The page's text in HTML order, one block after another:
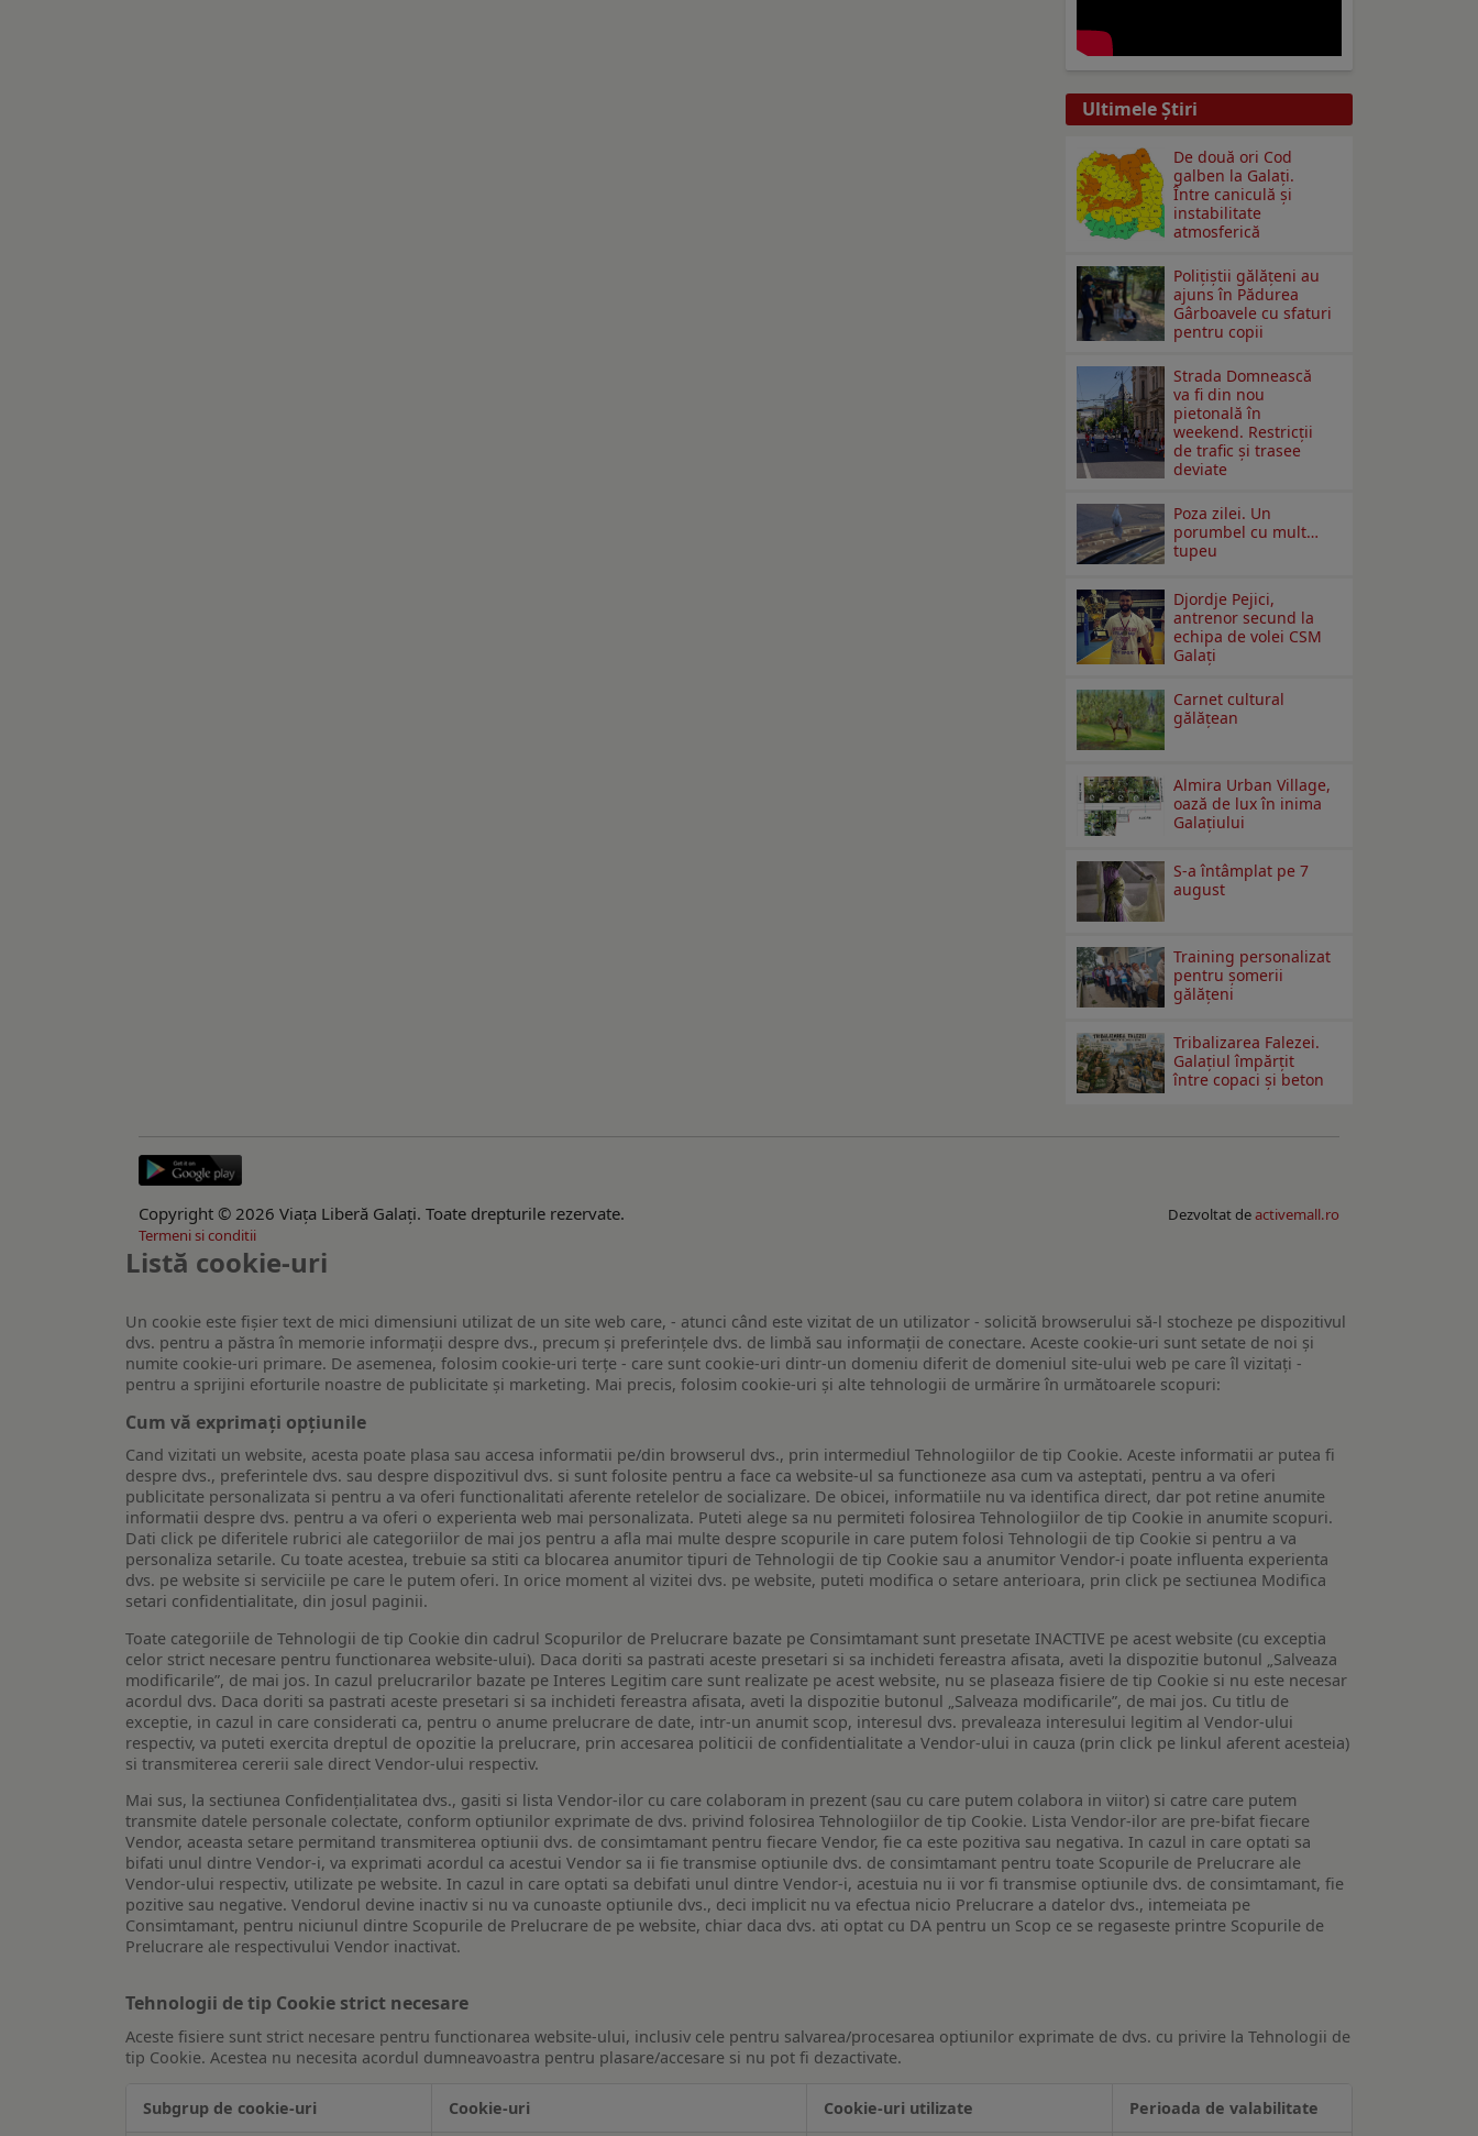
Ultimele Ştiri
De două ori Cod
galben la Galaţi.
Între caniculă şi
instabilitate
atmosferică
Polițiștii gălățeni au
ajuns în Pădurea
Gârboavele cu sfaturi
pentru copii
Strada Domnească
va fi din nou
pietonală în
weekend. Restricţii
de trafic şi trasee
deviate
Poza zilei. Un
porumbel cu mult…
tupeu
Djordje Pejici,
antrenor secund la
echipa de volei CSM
Galați
Carnet cultural
gălăţean
Almira Urban Village,
oază de lux în inima
Galațiului
S-a întâmplat pe 7
august
Training personalizat
pentru șomerii
gălățeni
Tribalizarea Falezei.
Galațiul împărțit
între copaci și beton
Copyright © 2026 Viaţa Liberă Galaţi. Toate drepturile rezervate. Dezvoltat deactivemall.ro
Termeni si conditii
Listă cookie-uri
Un cookie este fişier text de mici dimensiuni utilizat de un site web care, - atunci când este vizitat de un utilizator - solicită browserului să-l stocheze pe dispozitivul
dvs. pentru a păstra în memorie informații despre dvs., precum și preferințele dvs. de limbă sau informații de conectare. Aceste cookie-uri sunt setate de noi și
numite cookie-uri primare. De asemenea, folosim cookie-uri terțe - care sunt cookie-uri dintr-un domeniu diferit de domeniul site-ului web pe care îl vizitați -
pentru a sprijini eforturile noastre de publicitate și marketing. Mai precis, folosim cookie-uri și alte tehnologii de urmărire în următoarele scopuri:
Cum vă exprimați opțiunile
Cand vizitati un website, acesta poate plasa sau accesa informatii pe/din browserul dvs., prin intermediul Tehnologiilor de tip Cookie. Aceste informatii ar putea fi
despre dvs., preferintele dvs. sau despre dispozitivul dvs. si sunt folosite pentru a face ca website-ul sa functioneze asa cum va asteptati, pentru a va oferi
publicitate personalizata si pentru a va oferi functionalitati aferente retelelor de socializare. De obicei, informatiile nu va identifica direct, dar pot retine anumite
informatii despre dvs. pentru a va oferi o experienta web mai personalizata. Puteti alege sa nu permiteti folosirea Tehnologiilor de tip Cookie in anumite scopuri.
Dati click pe diferitele rubrici ale categoriilor de mai jos pentru a afla mai multe despre scopurile in care putem folosi Tehnologii de tip Cookie si pentru a va
personaliza setarile. Cu toate acestea, trebuie sa stiti ca blocarea anumitor tipuri de Tehnologii de tip Cookie sau a anumitor Vendor-i poate influenta experienta
dvs. pe website si serviciile pe care le putem oferi. In orice moment al vizitei dvs. pe website, puteti modifica o setare anterioara, prin click pe sectiunea Modifica
setari confidentialitate, din josul paginii.
Toate categoriile de Tehnologii de tip Cookie din cadrul Scopurilor de Prelucrare bazate pe Consimtamant sunt presetate INACTIVE pe acest website (cu exceptia
celor strict necesare pentru functionarea website-ului). Daca doriti sa pastrati aceste presetari si sa inchideti fereastra afisata, aveti la dispozitie butonul „Salveaza
modificarile”, de mai jos. In cazul prelucrarilor bazate pe Interes Legitim care sunt realizate pe acest website, nu se plaseaza fisiere de tip Cookie si nu este necesar
acordul dvs. Daca doriti sa pastrati aceste presetari si sa inchideti fereastra afisata, aveti la dispozitie butonul „Salveaza modificarile”, de mai jos. Cu titlu de
exceptie, in cazul in care considerati ca, pentru o anume prelucrare de date, intr-un anumit scop, interesul dvs. prevaleaza interesului legitim al Vendor-ului
respectiv, va puteti exercita dreptul de opozitie la prelucrare, prin accesarea politicii de confidentialitate a Vendor-ului in cauza (prin click pe linkul aferent acesteia)
si transmiterea cererii sale direct Vendor-ului respectiv.
Mai sus, la sectiunea Confidențialitatea dvs., gasiti si lista Vendor-ilor cu care colaboram in prezent (sau cu care putem colabora in viitor) si catre care putem
transmite datele personale colectate, conform optiunilor exprimate de dvs. privind folosirea Tehnologiilor de tip Cookie. Lista Vendor-ilor are pre-bifat fiecare
Vendor, aceasta setare permitand transmiterea optiunii dvs. de consimtamant pentru fiecare Vendor, fie ca este pozitiva sau negativa. In cazul in care optati sa
bifati unul dintre Vendor-i, va exprimati acordul ca acestui Vendor sa ii fie transmise optiunile dvs. de consimtamant pentru toate Scopurile de Prelucrare ale
Vendor-ului respectiv, utilizate pe website. In cazul in care optati sa debifati unul dintre Vendor-i, acestuia nu ii vor fi transmise optiunile dvs. de consimtamant, fie
pozitive sau negative. Vendorul devine inactiv si nu va cunoaste optiunile dvs., deci implicit nu va efectua nicio Prelucrare a datelor dvs., intemeiata pe
Consimtamant, pentru niciunul dintre Scopurile de Prelucrare de pe website, chiar daca dvs. ati optat cu DA pentru un Scop ce se regaseste printre Scopurile de
Prelucrare ale respectivului Vendor inactivat.
Tehnologii de tip Cookie strict necesare
Aceste fisiere sunt strict necesare pentru functionarea website-ului, inclusiv cele pentru salvarea/procesarea optiunilor exprimate de dvs. cu privire la Tehnologii de
tip Cookie. Acestea nu necesita acordul dumneavoastra pentru plasare/accesare si nu pot fi dezactivate.
Subgrup de cookie-uri Cookie-uri Cookie-uri utilizate Perioada de valabilitate